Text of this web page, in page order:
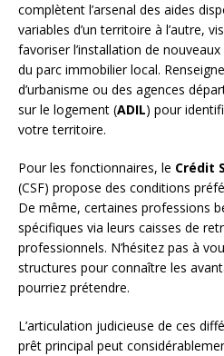
complètent l’arsenal des aides
variables d’un territoire à l’autre,
favoriser l’installation de
du parc immobilier local.
d’urbanisme ou des agences
sur le logement (ADIL) pour
votre territoire.
Pour les fonctionnaires, le Crédit
(CSF) propose des conditions
De même, certaines professions
spécifiques via leurs caisses de
professionnels. N’hésitez pas à
structures pour connaître les
pourriez prétendre.
L’articulation judicieuse de ces
prêt principal peut